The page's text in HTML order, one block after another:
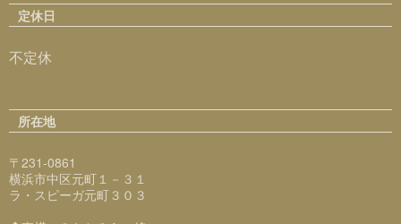
定休日
不定休
所在地
〒231-0861
横浜市中区元町１－３１
ラ・スピーガ元町３０３